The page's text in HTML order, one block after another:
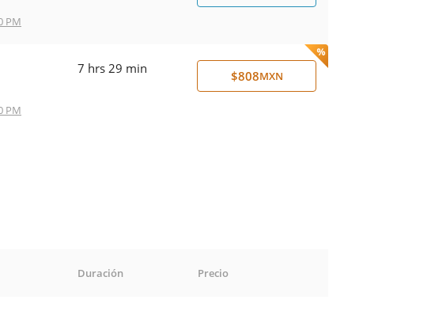
PM
PM
7 hrs 29 min $808MXN
Duración Precio